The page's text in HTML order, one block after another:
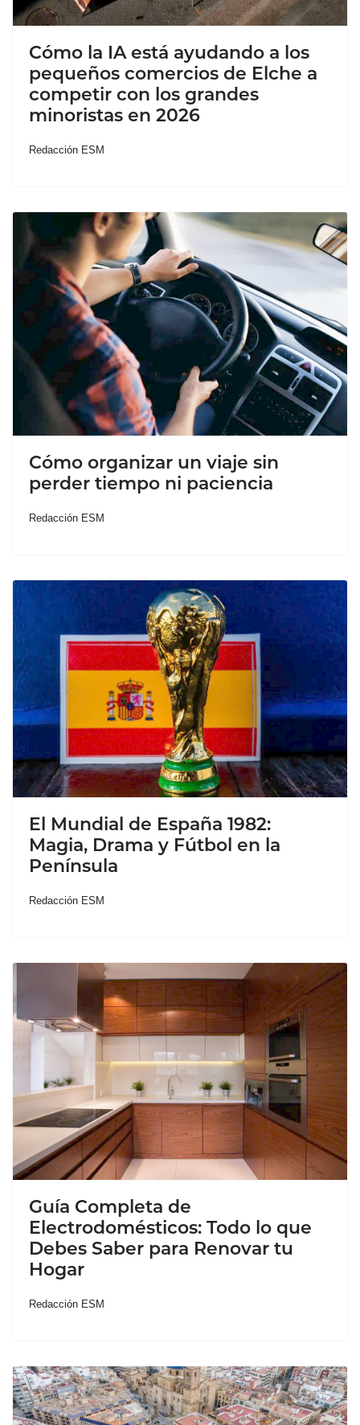
Cómo la IA está ayudando a los
pequeños comercios de Elche a
competir con los grandes
minoristas en 2026
Redacción ESM
Cómo organizar un viaje sin
perder tiempo ni paciencia
Redacción ESM
El Mundial de España 1982:
Magia, Drama y Fútbol en la
Península
Redacción ESM
Guía Completa de
Electrodomésticos: Todo lo que
Debes Saber para Renovar tu
Hogar
Redacción ESM